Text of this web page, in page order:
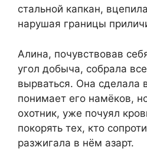
стальной капкан,
нарушая границы
Алина, почувствовав
угол добыча, собрала
вырваться. Она сделала
понимает его намёков,
охотник, уже почуял
покорять тех, кто
разжигала в нём азарт.